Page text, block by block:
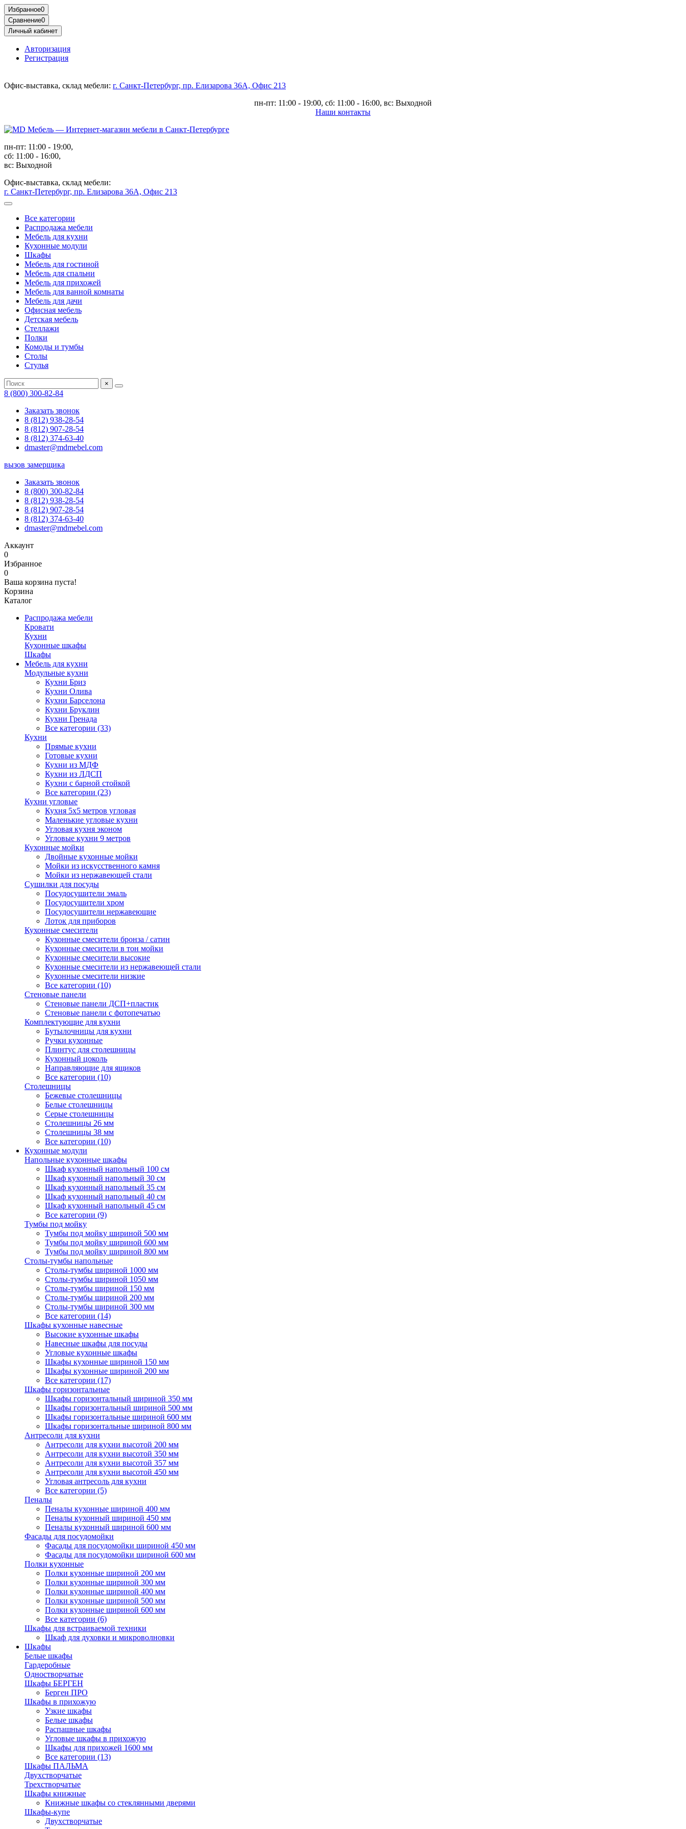
Избранное0
Сравнение0
Личный кабинет
Авторизация
Регистрация
Офис-выставка, склад мебели: г. Санкт-Петербург, пр. Елизарова 36А, Офис 213
пн-пт: 11:00 - 19:00, сб: 11:00 - 16:00, вс: Выходной
Наши контакты
пн-пт: 11:00 - 19:00,
сб: 11:00 - 16:00,
вс: Выходной
Офис-выставка, склад мебели:
г. Санкт-Петербург, пр. Елизарова 36А, Офис 213
Все категории
Распродажа мебели
Мебель для кухни
Кухонные модули
Шкафы
Мебель для гостиной
Мебель для спальни
Мебель для прихожей
Мебель для ванной комнаты
Мебель для дачи
Офисная мебель
Детская мебель
Стеллажи
Полки
Комоды и тумбы
Столы
Стулья
×
8 (800) 300-82-84
Заказать звонок
8 (812) 938-28-54
8 (812) 907-28-54
8 (812) 374-63-40
dmaster@mdmebel.com
вызов замерщика
Заказать звонок
8 (800) 300-82-84
8 (812) 938-28-54
8 (812) 907-28-54
8 (812) 374-63-40
dmaster@mdmebel.com
Аккаунт
0
Избранное
0
Ваша корзина пуста!
Корзина
Каталог
Распродажа мебели
Кровати
Кухни
Кухонные шкафы
Шкафы
Мебель для кухни
Модульные кухни
Кухни Бриз
Кухни Олива
Кухни Барселона
Кухни Бруклин
Кухни Гренада
Все категории (33)
Кухни
Прямые кухни
Готовые кухни
Кухни из МДФ
Кухни из ЛДСП
Кухни с барной стойкой
Все категории (23)
Кухни угловые
Кухня 5х5 метров угловая
Маленькие угловые кухни
Угловая кухня эконом
Угловые кухни 9 метров
Кухонные мойки
Двойные кухонные мойки
Мойки из искусственного камня
Мойки из нержавеющей стали
Сушилки для посуды
Посудосушители эмаль
Посудосушители хром
Посудосушители нержавеющие
Лоток для приборов
Кухонные смесители
Кухонные смесители бронза / сатин
Кухонные смесители в тон мойки
Кухонные смесители высокие
Кухонные смесители из нержавеющей стали
Кухонные смесители низкие
Все категории (10)
Стеновые панели
Стеновые панели ДСП+пластик
Стеновые панели с фотопечатью
Комплектующие для кухни
Бутылочницы для кухни
Ручки кухонные
Плинтус для столешницы
Кухонный цоколь
Направляющие для ящиков
Все категории (10)
Столешницы
Бежевые столешницы
Белые столешницы
Серые столешницы
Столешницы 26 мм
Столешницы 38 мм
Все категории (10)
Кухонные модули
Напольные кухонные шкафы
Шкаф кухонный напольный 100 см
Шкаф кухонный напольный 30 см
Шкаф кухонный напольный 35 см
Шкаф кухонный напольный 40 см
Шкаф кухонный напольный 45 см
Все категории (9)
Тумбы под мойку
Тумбы под мойку шириной 500 мм
Тумбы под мойку шириной 600 мм
Тумбы под мойку шириной 800 мм
Столы-тумбы напольные
Столы-тумбы шириной 1000 мм
Столы-тумбы шириной 1050 мм
Столы-тумбы шириной 150 мм
Столы-тумбы шириной 200 мм
Столы-тумбы шириной 300 мм
Все категории (14)
Шкафы кухонные навесные
Высокие кухонные шкафы
Навесные шкафы для посуды
Угловые кухонные шкафы
Шкафы кухонные шириной 150 мм
Шкафы кухонные шириной 200 мм
Все категории (17)
Шкафы горизонтальные
Шкафы горизонтальный шириной 350 мм
Шкафы горизонтальный шириной 500 мм
Шкафы горизонтальные шириной 600 мм
Шкафы горизонтальные шириной 800 мм
Антресоли для кухни
Антресоли для кухни высотой 200 мм
Антресоли для кухни высотой 350 мм
Антресоли для кухни высотой 357 мм
Антресоли для кухни высотой 450 мм
Угловая антресоль для кухни
Все категории (5)
Пеналы
Пеналы кухонные шириной 400 мм
Пеналы кухонный шириной 450 мм
Пеналы кухонный шириной 600 мм
Фасады для посудомойки
Фасады для посудомойки шириной 450 мм
Фасады для посудомойки шириной 600 мм
Полки кухонные
Полки кухонные шириной 200 мм
Полки кухонные шириной 300 мм
Полки кухонные шириной 400 мм
Полки кухонные шириной 500 мм
Полки кухонные шириной 600 мм
Все категории (6)
Шкафы для встраиваемой техники
Шкаф для духовки и микроволновки
Шкафы
Белые шкафы
Гардеробные
Одностворчатые
Шкафы БЕРГЕН
Берген ПРО
Шкафы в прихожую
Узкие шкафы
Белые шкафы
Распашные шкафы
Угловые шкафы в прихожую
Шкафы для прихожей 1600 мм
Все категории (13)
Шкафы ПАЛЬМА
Двухстворчатые
Трехстворчатые
Шкафы книжные
Книжные шкафы со стеклянными дверями
Шкафы-купе
Двухстворчатые